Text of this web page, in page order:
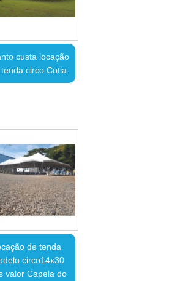
custa locação
circo Cotia
de tenda
circo14x30
valor Capela do